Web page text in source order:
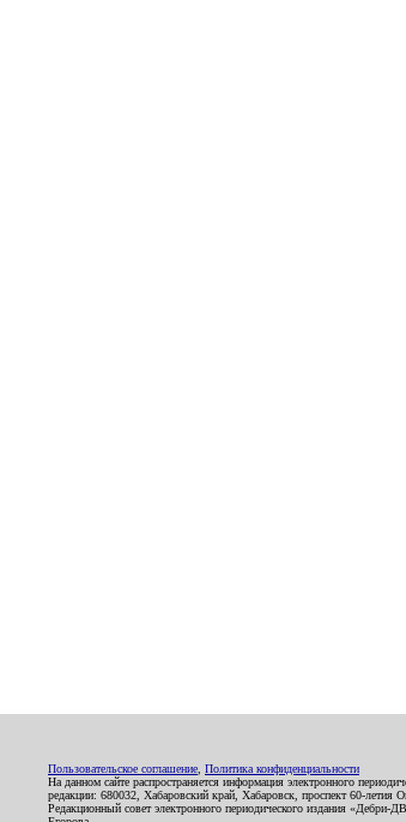
Пользовательское соглашение Политика конфиденциальности
На данном сайте распространяется информация электронного
редакции: 680032, Хабаровский край, Хабаровск, проспект 60-
Редакционный совет электронного периодического издания